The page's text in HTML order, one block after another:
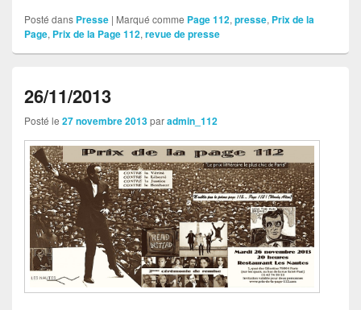
Posté dans Presse | Marqué comme Page 112, presse, Prix de la
Page, Prix de la Page 112, revue de presse
26/11/2013
Posté le 27 novembre 2013paradmin_112